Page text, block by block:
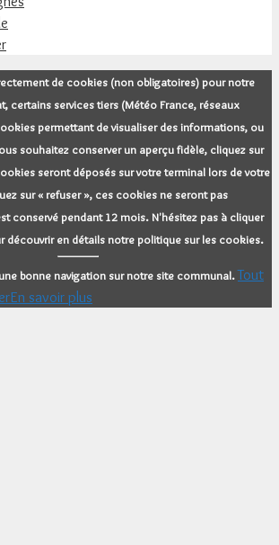
de cookies (non obligatoires) pour notre
certains services tiers (Météo France, réseaux
permettant de visualiser des informations, ou
souhaitez conserver un aperçu fidèle, cliquez sur
seront déposés sur votre terminal lors de votre
sur « refuser », ces cookies ne seront pas
conservé pendant 12 mois. N'hésitez pas à cliquer
découvrir en détails notre politique sur les cookies.
bonne navigation sur notre site communal.Tout
En savoir plus